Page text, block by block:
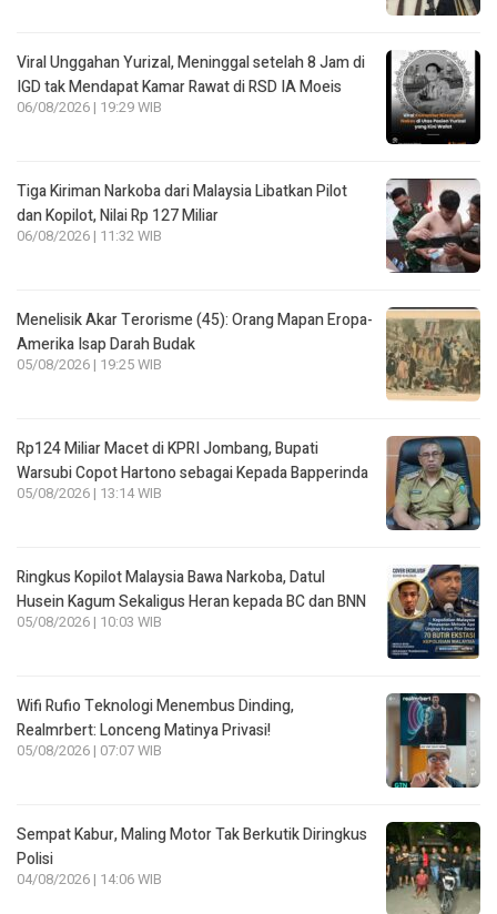
Viral Unggahan Yurizal, Meninggal setelah 8 Jam di
IGD tak Mendapat Kamar Rawat di RSD IA Moeis
06/08/2026 | 19:29 WIB
Tiga Kiriman Narkoba dari Malaysia Libatkan Pilot
dan Kopilot, Nilai Rp 127 Miliar
06/08/2026 | 11:32 WIB
Menelisik Akar Terorisme (45): Orang Mapan Eropa-
Amerika Isap Darah Budak
05/08/2026 | 19:25 WIB
Rp124 Miliar Macet di KPRI Jombang, Bupati
Warsubi Copot Hartono sebagai Kepada Bapperinda
05/08/2026 | 13:14 WIB
Ringkus Kopilot Malaysia Bawa Narkoba, Datul
Husein Kagum Sekaligus Heran kepada BC dan BNN
05/08/2026 | 10:03 WIB
Wifi Rufio Teknologi Menembus Dinding,
Realmrbert: Lonceng Matinya Privasi!
05/08/2026 | 07:07 WIB
Sempat Kabur, Maling Motor Tak Berkutik Diringkus
Polisi
04/08/2026 | 14:06 WIB